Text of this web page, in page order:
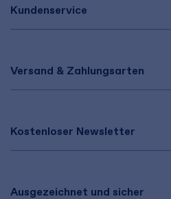
Kundenservice
Versand & Zahlungsarten
Kostenloser Newsletter
Ausgezeichnet und sicher